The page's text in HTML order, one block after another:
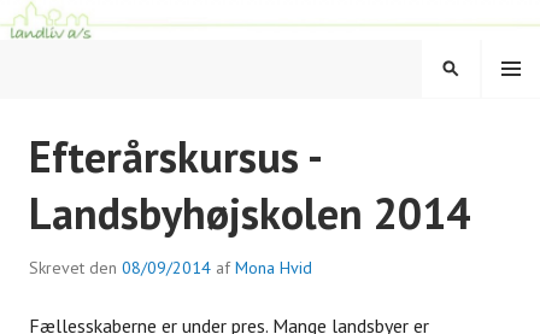
Hop
til
LANDLIV
MENU
SØG
Efterårskursus -
Landsbyhøjskolen 2014
Skrevet den 08/09/2014 afMona Hvid
Fællesskaberne er under pres. Mange landsbyer er